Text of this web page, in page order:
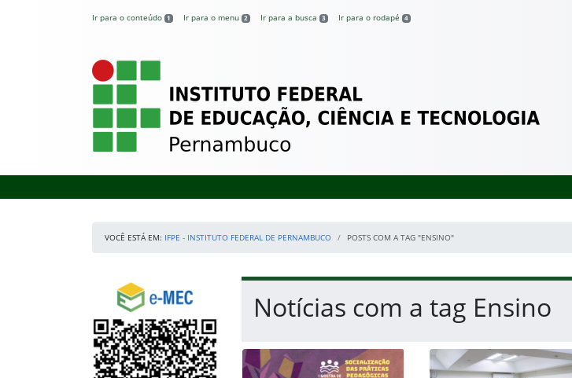
Ir para o conteúdo 1 Ir para o menu 2 Ir para a busca 3 Ir para o rodapé 4
IFPE – Instituto Federal de
VOCÊ ESTÁ EM: IFPE - INSTITUTO FEDERAL DE PERNAMBUCO POSTS COM A TAG "ENSINO"
Início da navegação
Consulte o cadastro do Instituto no e-MEC
Início do conteúdo
Notícias com a tag Ensino